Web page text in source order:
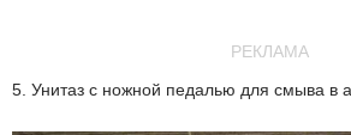
РЕКЛАМА
5. Унитаз с ножной педалью для смыва в